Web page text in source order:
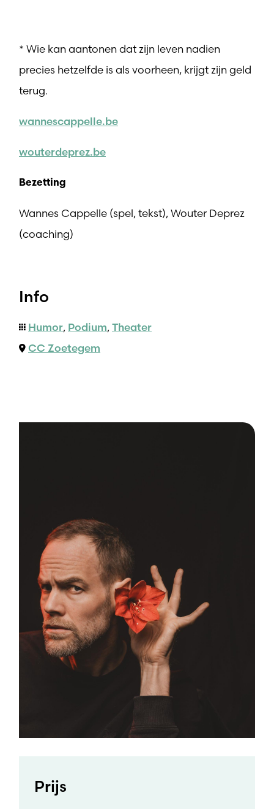
* Wie kan aantonen dat zijn leven nadien
precies hetzelfde is als voorheen, krijgt zijn geld
terug.
wannescappelle.be
wouterdeprez.be
Bezetting
Wannes Cappelle (spel, tekst), Wouter Deprez
(coaching)
Info
Humor, Podium,Theater
CC Zoetegem
Prijs